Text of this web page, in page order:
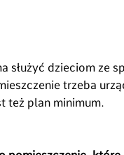
służyć dzieciom ze
trzeba
też plan minimum.